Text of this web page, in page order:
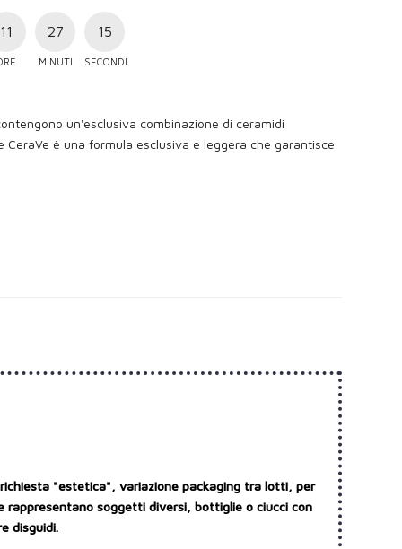
11 27
MINUTI
14
SECONDI
un'esclusiva combinazione di ceramidi
è una formula esclusiva e leggera che garantisce
"estetica", variazione packaging tra lotti, per
rappresentano soggetti diversi, bottiglie o ciucci con
disguidi.